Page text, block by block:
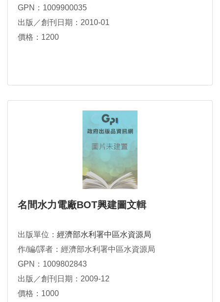
GPN：1009900035
出版／創刊日期：2010-01
價格：1200
名間水力電廠BOT興建圖文輯
出版單位： 經濟部水利署中區水資源局
作/編/譯者：經濟部水利署中區水資源局
GPN：1009802843
出版／創刊日期：2009-12
價格：1000